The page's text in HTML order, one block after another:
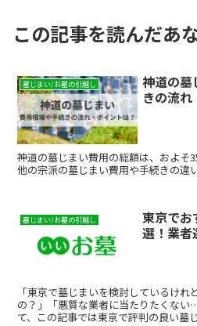
この記事を読んだあ
墓じまい/お墓の引越し
神道の墓
きの流れ
神道の墓じまい費用の総額は、およそ
他の宗派の墓じまい費用や手続きの違
墓じまい/お墓の引越し
東京でお
選！業者
「東京で墓じまいを検討しているけれ
の？」「悪質な業者に当たりたくな
て、この記事では東京で評判の良い墓